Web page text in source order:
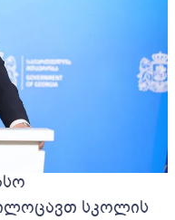
სკოლის